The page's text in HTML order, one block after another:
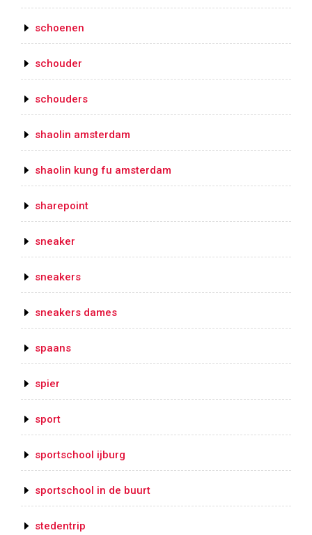
schoenen
schouder
schouders
shaolin amsterdam
shaolin kung fu amsterdam
sharepoint
sneaker
sneakers
sneakers dames
spaans
spier
sport
sportschool ijburg
sportschool in de buurt
stedentrip